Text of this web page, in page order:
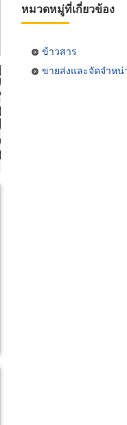
หมวดหมู่ที่เกี่ยวข้อง
ข้าวสาร
ขายส่งและจัดจำหน่